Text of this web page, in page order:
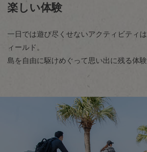
楽しい体験
一日では遊び尽くせないアクティビティ
ィールド。
島を自由に駆けめぐって思い出に残る体験